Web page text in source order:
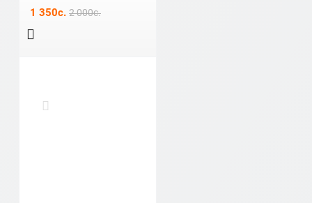
1 350c. 2 000c.